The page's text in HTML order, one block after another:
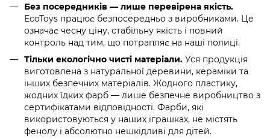
Без посередників — лише перевірена якість.
EcoToys працює безпосередньо з виробниками. Це
означає чесну ціну, стабільну якість і повний
контроль над тим, що потрапляє на наші полиці.
Тільки екологічно чисті матеріали. Уся продукція
виготовлена з натуральної деревини, кераміки та
інших безпечних матеріалів. Жодного пластику,
жодних їдких фарб — лише безпечне виробництво з
сертифікатами відповідності. Фарби, які
використовуються у наших іграшках, не містять
фенолу і абсолютно нешкідливі для дітей.